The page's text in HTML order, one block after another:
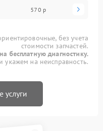
570 р
без учета
стоимости запчастей.
бесплатную диагностику.
на неисправность.
услуги